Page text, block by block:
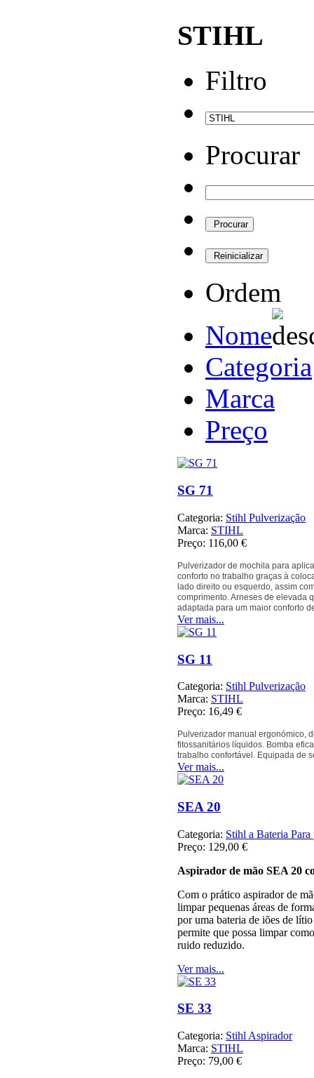
STIHL
Filtro
Procurar
Ordem
Nome
Categoria
Marca
Preço
SG 71
Categoria: Stihl Pulverização
Marca: STIHL
Preço: 116,00 €
Pulverizador de mochila para
conforto no trabalho graças à
lado direito ou esquerdo, assim
comprimento. Arneses de elevada
adaptada para um maior conforto
Ver mais...
SG 11
Categoria: Stihl Pulverização
Marca: STIHL
Preço: 16,49 €
Pulverizador manual ergonómico,
fitossanitários líquidos. Bomba
trabalho confortável. Equipada de
Ver mais...
SEA 20
Categoria: Stihl a Bateria Para
Preço: 129,00 €
Aspirador de mão SEA 20
Com o prático aspirador de
limpar pequenas áreas de
por uma bateria de iões de
permite que possa limpar
ruido reduzido.
Ver mais...
SE 33
Categoria: Stihl Aspirador
Marca: STIHL
Preço: 79,00 €